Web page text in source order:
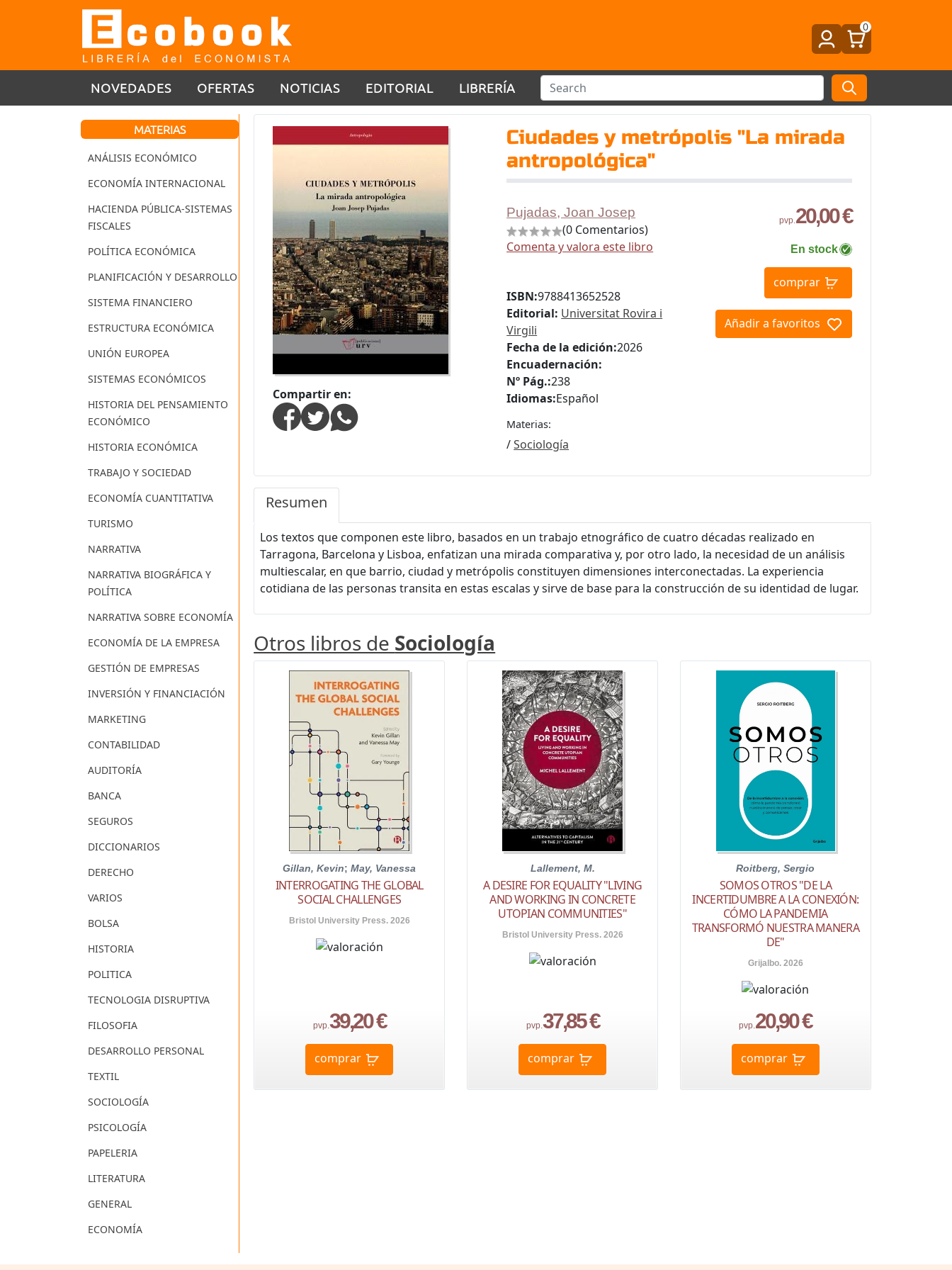
0
NOVEDADES OFERTAS NOTICIAS EDITORIAL LIBRERÍA
MATERIAS
ANÁLISIS ECONÓMICO
ECONOMÍA INTERNACIONAL
HACIENDA PÚBLICA-SISTEMAS
FISCALES
POLÍTICA ECONÓMICA
PLANIFICACIÓN Y DESARROLLO
SISTEMA FINANCIERO
ESTRUCTURA ECONÓMICA
UNIÓN EUROPEA
SISTEMAS ECONÓMICOS
HISTORIA DEL PENSAMIENTO
ECONÓMICO
HISTORIA ECONÓMICA
TRABAJO Y SOCIEDAD
ECONOMÍA CUANTITATIVA
TURISMO
NARRATIVA
NARRATIVA BIOGRÁFICA Y
POLÍTICA
NARRATIVA SOBRE ECONOMÍA
ECONOMÍA DE LA EMPRESA
GESTIÓN DE EMPRESAS
INVERSIÓN Y FINANCIACIÓN
MARKETING
CONTABILIDAD
AUDITORÍA
BANCA
SEGUROS
DICCIONARIOS
DERECHO
VARIOS
BOLSA
HISTORIA
POLITICA
TECNOLOGIA DISRUPTIVA
FILOSOFIA
DESARROLLO PERSONAL
TEXTIL
SOCIOLOGÍA
PSICOLOGÍA
PAPELERIA
LITERATURA
GENERAL
ECONOMÍA
Ciudades y metrópolis "La mirada
antropológica"
Compartir en:
Pujadas, Joan Josep
(0 Comentarios)
Comenta y valora este libro
pvp.20,00 €
En stock
comprar
Añadir a favoritos
ISBN:9788413652528
Editorial: Universitat Rovira i
Virgili
Fecha de la edición:2026
Encuadernación:
Nº Pág.:238
Idiomas:Español
Materias:
/Sociología
Resumen
Los textos que componen este libro, basados en un trabajo etnográfico de cuatro décadas realizado en
Tarragona, Barcelona y Lisboa, enfatizan una mirada comparativa y, por otro lado, la necesidad de un análisis
multiescalar, en que barrio, ciudad y metrópolis constituyen dimensiones interconectadas. La experiencia
cotidiana de las personas transita en estas escalas y sirve de base para la construcción de su identidad de lugar.
Otros libros de Sociología
Gillan, Kevin;May, Vanessa
INTERROGATING THE GLOBAL
SOCIAL CHALLENGES
Bristol University Press. 2026
pvp.39,20 €
comprar
Lallement, M.
A DESIRE FOR EQUALITY "LIVING
AND WORKING IN CONCRETE
UTOPIAN COMMUNITIES"
Bristol University Press. 2026
pvp.37,85 €
comprar
Roitberg, Sergio
SOMOS OTROS "DE LA
INCERTIDUMBRE A LA CONEXIÓN:
CÓMO LA PANDEMIA
TRANSFORMÓ NUESTRA MANERA
DE"
Grijalbo. 2026
pvp.20,90 €
comprar